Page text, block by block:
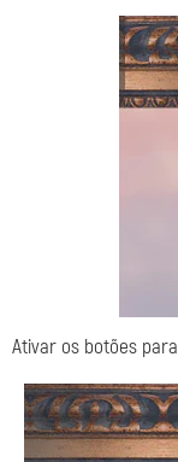
Ativar os botões